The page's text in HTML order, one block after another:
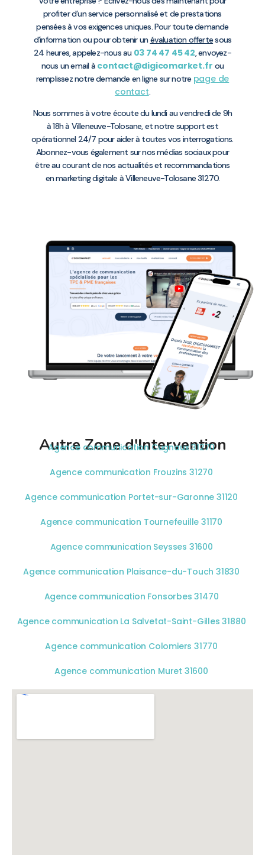
profiter d’un service personnalisé et de prestations
pensées à vos exigences uniques. Pour toute demande
d’information ou pour obtenir unévaluation offertesous
24 heures, appelez-nous au 03 74 47 45 42, envoyez-
nous un email à contact@digicomarket.fr ou
remplissez notre demande en ligne sur notre page de
contact.
Nous sommes à votre écoute du lundi au vendredi de 9h
à 18h à Villeneuve-Tolosane, et notre support est
opérationnel 24/7 pour aider à toutes vos interrogations.
Abonnez-vous également sur nos médias sociaux pour
être au courant de nos actualités et recommandations
en marketing digitale à Villeneuve-Tolosane 31270.
Autre Zone d'Intervention
Agence communication Cugnaux 31270
Agence communication Frouzins 31270
Agence communication Portet-sur-Garonne 31120
Agence communication Tournefeuille 31170
Agence communication Seysses 31600
Agence communication Plaisance-du-Touch 31830
Agence communication Fonsorbes 31470
Agence communication La Salvetat-Saint-Gilles 31880
Agence communication Colomiers 31770
Agence communication Muret 31600